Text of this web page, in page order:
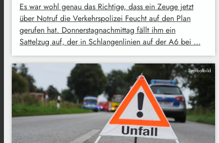
Es war wohl genau das Richtige, dass ein Zeuge jetzt
über Notruf die Verkehrspolizei Feucht auf den Plan
gerufen hat. Donnerstagnachmittag fällt ihm ein
Sattelzug auf, der in Schlangenlinien auf der A6 bei …
Symbolbild